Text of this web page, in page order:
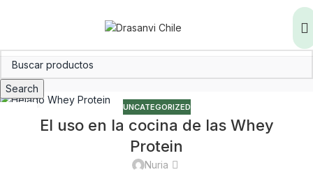
Search
UNCATEGORIZED
El uso en la cocina de las Whey
Protein
Nuria